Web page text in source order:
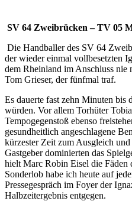
SV 64 Zweibrücken – TV 05
Die Handballer des SV 64
der wieder einmal vollbesetzten
dem Rheinland im Anschluss nie
Tom Grieser, der fünfmal traf.
Es dauerte fast zehn Minuten
würden. Vor allem Torhüter
Tempogegenstoß ebenso
gesundheitlich angeschlagene
kürzester Zeit zum Ausgleich
Gastgeber dominierten das
hielt Marc Robin Eisel die Fäden
Sonderlob habe ich heute auf
Pressegespräch im Foyer der
Halbzeitergebnis entgegen.